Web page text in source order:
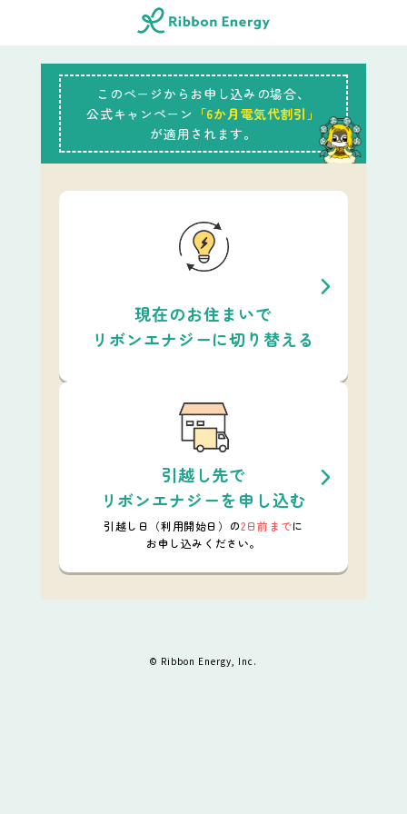
このページからお申し込みの場合、
公式キャンペーン 「6か月電気代割引」
が適用されます。
現在のお住まいで
リボンエナジーに切り替える
引越し先で
リボンエナジーを申し込む
引越し日（利用開始日）の2日前までに
お申し込みください。
© Ribbon Energy, Inc.